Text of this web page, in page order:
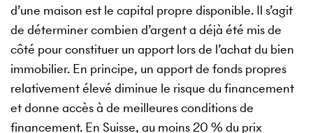
d’une maison est le capital propre disponible. Il s’agit
de déterminer combien d’argent a déjà été mis de
côté pour constituer un apport lors de l’achat du bien
immobilier. En principe, un apport de fonds propres
relativement élevé diminue le risque du financement
et donne accès à de meilleures conditions de
financement. En Suisse, au moins 20 % du prix